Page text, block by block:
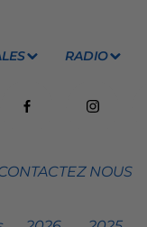
RADIO
NOUS